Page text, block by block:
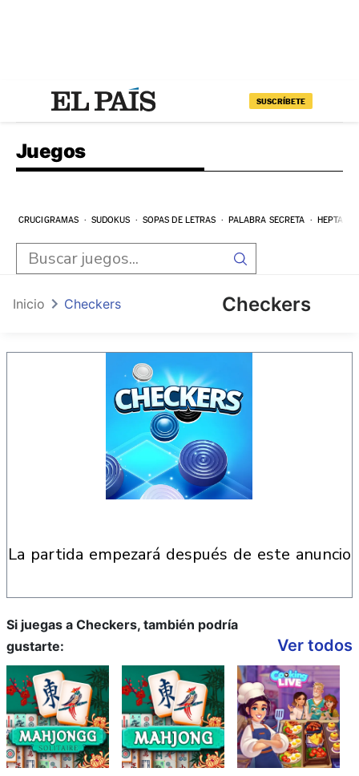
SUSCRÍBETE
Juegos
CRUCIGRAMAS SUDOKUS SOPAS DE LETRAS PALABRA SECRETA
Checkers
Inicio Checkers
la partida empezará después de este anuncio
Si juegas a Checkers, también podría
gustarte:
Ver todos